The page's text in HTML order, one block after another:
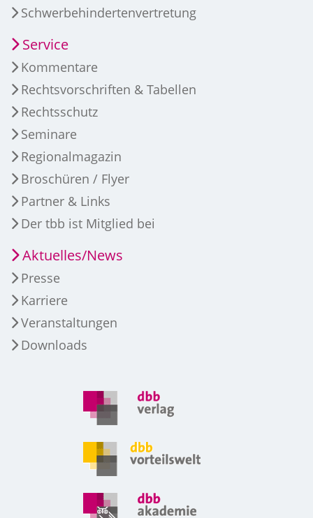
Schwerbehindertenvertretung
Service
Kommentare
Rechtsvorschriften & Tabellen
Rechtsschutz
Seminare
Regionalmagazin
Broschüren / Flyer
Partner & Links
Der tbb ist Mitglied bei
Aktuelles/News
Presse
Karriere
Veranstaltungen
Downloads